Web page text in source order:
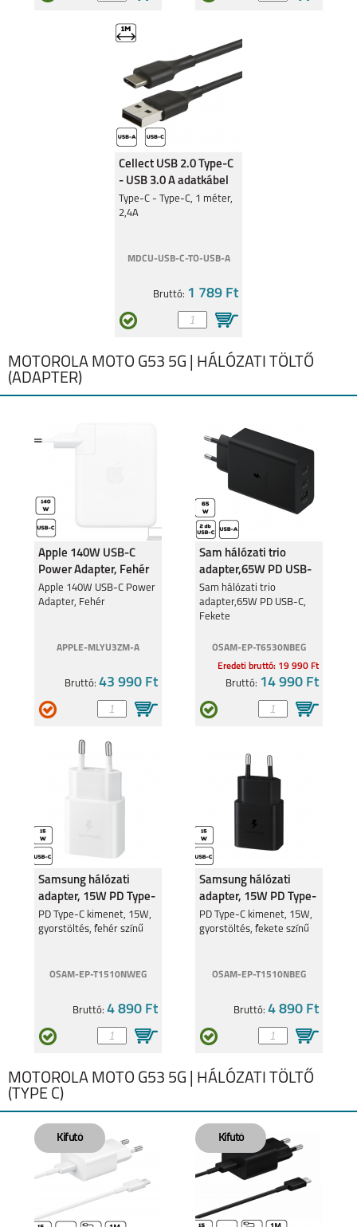
Cellect USB 2.0 Type-C
- USB 3.0 A adatkábel
Type-C - Type-C, 1 méter,
2,4A
MDCU-USB-C-TO-USB-A
Bruttó: 1 789 Ft
MOTOROLA MOTO G53 5G | HÁLÓZATI TÖLTŐ
(ADAPTER)
Apple 140W USB-C
Power Adapter, Fehér
Apple 140W USB-C Power
Adapter, Fehér
APPLE-MLYU3ZM-A
Bruttó: 43 990 Ft
Sam hálózati trio
adapter,65W PD USB-
C, Fekete
Sam hálózati trio
adapter,65W PD USB-C,
Fekete
OSAM-EP-T6530NBEG
Eredeti bruttó: 19 990 Ft
Bruttó: 14 990 Ft
Samsung hálózati
adapter, 15W PD Type-
C, Fehér
PD Type-C kimenet, 15W,
gyorstöltés, fehér színű
OSAM-EP-T1510NWEG
Bruttó: 4 890 Ft
Samsung hálózati
adapter, 15W PD Type-
C, Fekete
PD Type-C kimenet, 15W,
gyorstöltés, fekete színű
OSAM-EP-T1510NBEG
Bruttó:4 890 Ft
MOTOROLA MOTO G53 5G | HÁLÓZATI TÖLTŐ
(TYPE C)